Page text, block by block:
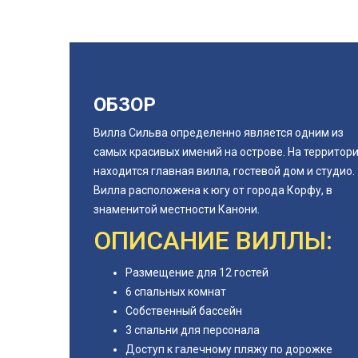
ОБЗОР
Вилла Сильва определенно является одним из
самых красивых имений на острове. На
находится главная вилла, гостевой дом и студио.
Вилла расположена к югу от города Корфу, в
знаменитой местности Канони.
ОПИСАНИЕ ВИЛЛЫ:
Размещение для 12 гостей
6 спальных комнат
Собственный бассейн
3 спальни для персонала
Доступ к галечному пляжу по дорожке